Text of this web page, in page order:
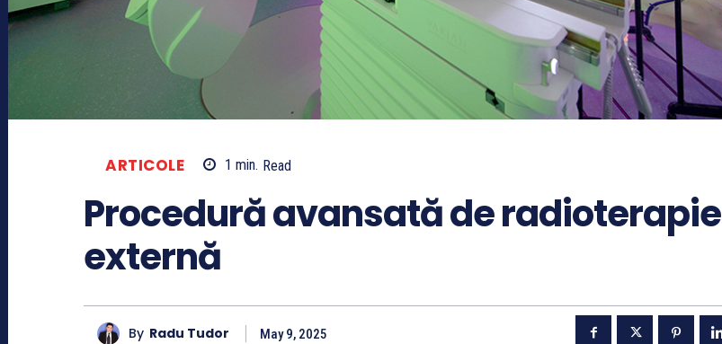
ARTICOLE 1 min. Read
Procedură avansată de radioterapie
externă
By Radu Tudor May 9, 2025